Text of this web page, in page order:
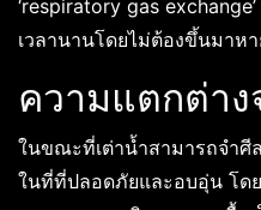
‘respiratory gas
เวลานานโดยไม่ต้องขึ้นมาหา
ความแตกต่าง
ในขณะที่เต่าน้ำสามารถจำศี
ในที่ที่ปลอดภัยและอบอุ่น โด